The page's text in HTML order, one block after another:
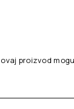
proizvod